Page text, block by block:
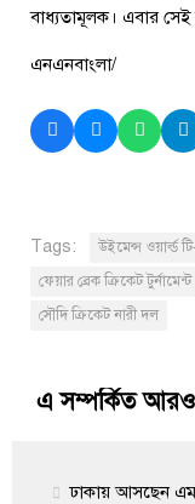
বাধ্যতামূলক। এবার সেই
এনএনবাংলা/
Tags: উইমেন্স ওয়ার্ল্ড
ফেয়ার ব্রেক ক্রিকেট টুর্নামেন্ট
সৌদি ক্রিকেট নারী দল
এ সম্পর্কিত
ঢাকায় আসছেন